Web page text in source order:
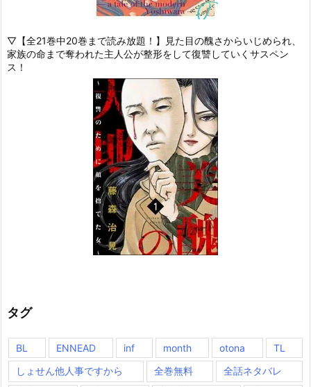
▽【全21巻中20巻まで読み放題！】見た目の醜さからいじめられ、
家族の命まで奪われた主人公が整形をして復讐していくサスペン
ス！
タグ
BL ENNEAD inf month otona
TL
しょせん他人事ですから
全巻無料 全話ネタバレ